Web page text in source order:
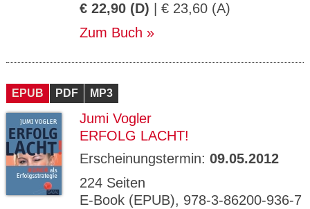
€ 22,90 (D) | € 23,60 (A)
Zum Buch
EPUB PDF MP3
Jumi Vogler
ERFOLG LACHT!
Erscheinungstermin: 09.05.2012
224 Seiten
E-Book (EPUB), 978-3-86200-936-7